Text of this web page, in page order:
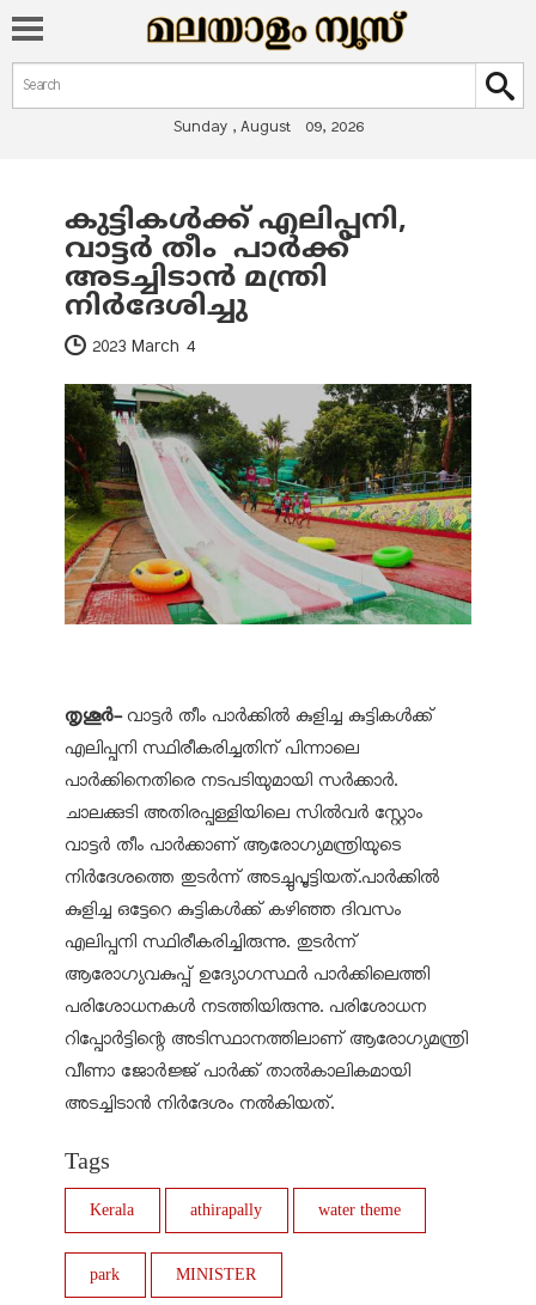
Search form
Search
Sunday , August 09, 2026
You are here
കുട്ടികള്‍ക്ക് എലിപ്പനി,
വാട്ടര്‍ തീം പാര്‍ക്ക്
അടച്ചിടാന്‍ മന്ത്രി
നിര്‍ദേശിച്ചു
2023 March 4
തൃശൂര്‍- വാട്ടര്‍ തീം പാര്‍ക്കില്‍ കുളിച്ച കുട്ടികള്‍ക്ക്
എലിപ്പനി സ്ഥിരീകരിച്ചതിന് പിന്നാലെ
പാര്‍ക്കിനെതിരെ നടപടിയുമായി സര്‍ക്കാര്‍.
ചാലക്കുടി അതിരപ്പള്ളിയിലെ സില്‍വര്‍ സ്റ്റോം
വാട്ടര്‍ തീം പാര്‍ക്കാണ് ആരോഗ്യമന്ത്രിയുടെ
നിര്‍ദേശത്തെ തുടര്‍ന്ന് അടച്ചുപൂട്ടിയത്.പാര്‍ക്കില്‍
കുളിച്ച ഒട്ടേറെ കുട്ടികള്‍ക്ക് കഴിഞ്ഞ ദിവസം
എലിപ്പനി സ്ഥിരീകരിച്ചിരുന്നു. തുടര്‍ന്ന്
ആരോഗ്യവകുപ്പ് ഉദ്യോഗസ്ഥര്‍ പാര്‍ക്കിലെത്തി
പരിശോധനകള്‍ നടത്തിയിരുന്നു. പരിശോധന
റിപ്പോര്‍ട്ടിന്റെ അടിസ്ഥാനത്തിലാണ് ആരോഗ്യമന്ത്രി
വീണാ ജോര്‍ജ്ജ് പാര്‍ക്ക് താല്‍കാലികമായി
അടച്ചിടാന്‍ നിര്‍ദേശം നല്‍കിയത്.
Tags
Kerala athirapally water theme
park MINISTER